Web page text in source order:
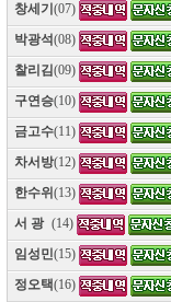
창세기 (07)
박광석(08)
찰리김(09)
구연승(10)
금고수(11)
차서방(12)
한수위 (13)
서 광 (14)
임성민(15)
정오택(16)